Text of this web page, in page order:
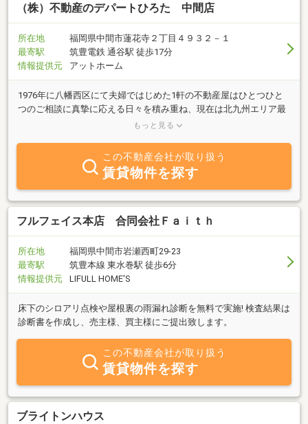
（株）不動産のデパートひろた 中間店
所在地
福岡県中間市蓮花寺２丁目４９３２－１
最寄駅
筑豊電鉄 通谷駅 徒歩17分
情報提供元
アットホーム
1976年に八幡西区にて夫婦ではじめた1軒の不動産屋はひとつひと
つのご相談に真摯に応える日々を積み重ね、現在は北九州エリア最
大の店舗網をもつ賃貸・売買・管理それぞれが組織化された総合不
は、プロがセレクトした良いモノをアドバイスを聞きながら安心し
て選べる喜びがあること。「家を借りたい、買いたい、売りたい、
マンション管理をお願いしたい、土地の運用にアドバイスがほし
い」どんなお悩みにも頼られる専門家がチームで揃った提案力豊か
な当社へお気軽にどうぞ。
もっと見る
この不動産会社が取り扱う
賃貸物件を探す
フルフェイス本店 合同会社Ｆａｉｔｈ
所在地
福岡県中間市岩瀬西町29-23
最寄駅
筑豊本線 東水巻駅 徒歩6分
情報提供元
LIFULL HOME'S
床下のシロアリ点検や屋根裏の雨漏れ診断を無料で実施! 検査結果は
診断書を作成し、売主様、買主様にご提出致します。
この不動産会社が取り扱う
賃貸物件を探す
ブライトンハウス